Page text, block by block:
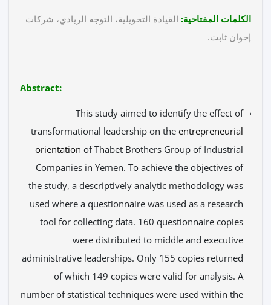
الكلمات المفتاحية:القيادة التحويلية، التوجه الريادي، شركات
إخوان ثابت.
This study aimed to identify the effect of
transformational leadership on theentrepreneurial
orientationof Thabet Brothers Group of Industrial
Companies in Yemen. To achieve the objectives of
the study, a descriptively analytic methodology was
used where a questionnaire was used as a research
tool for collecting data. 160 questionnaire copies
were distributed to middle and executive
administrative leaderships. Only 155 copies returned
of which 149 copies were valid for analysis. A
number of statistical techniques were used within the